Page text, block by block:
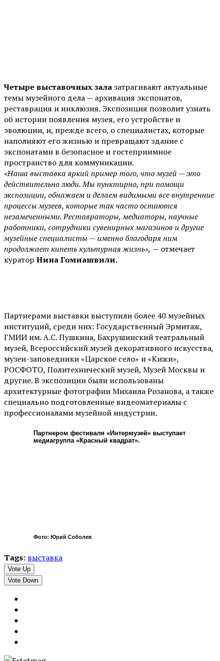
Четыре выставочных залазатрагивают актуальные
темы музейного дела — архивация экспонатов,
реставрация и инклюзия. Экспозиция позволит узнать
об истории появления музея, его устройстве и
эволюции, и, прежде всего, о специалистах, которые
наполняют его жизнью и превращают здание с
экспонатами в безопасное и гостеприимное
пространство для коммуникации.
«Наша выставка яркий пример того, что музей — это
действительно люди. Мы пунктирно, при помощи
экспозиции, обнажаем и делаем видимыми все внутренние
процессы музеев, которые так часто остаются
незамеченными. Реставраторы, медиаторы, научные
работники, сотрудники сувенирных магазинов и другие
музейные специалисты — именно благодаря ним
продолжает кипеть культурная жизнь», — отмечает
куратор Нина Гомиашвили.
Партнерами выставки выступили более 40 музейных
институций, среди них: Государственный Эрмитаж,
ГМИИ им. А.С. Пушкина, Бахрушинский театральный
музей, Всероссийский музей декоративного искусства,
музеи-заповедники «Царское село» и «Кижи»,
РОСФОТО, Политехнический музей, Музей Москвы и
другие. В экспозиции были использованы
архитектурные фотографии Михаила Розанова, а также
специально подготовленные видеоматериалы с
профессионалами музейной индустрии.
Партнером фестиваля «Интермузей» выступает
медиагруппа «Красный квадрат».
Фото: Юрий Соболев
Tags: выставка
Vote Up
Vote Down